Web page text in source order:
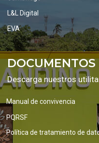
L&L Digital
EVA
DOCUMENTOS
Descarga nuestros
Manual de convivencia
PQRSF
Política de tratamiento de